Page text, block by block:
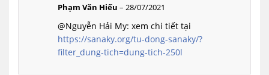
Kích thước Sanaky VH-2599A1
Tủ đông Sanaky VH-2599A1 – 1 ngăn 2 cánh
Phạm Văn Hiếu – 28/07/2021
@Nguyễn Hải My: xem chi tiết tại
https://sanaky.org/tu-dong-sanaky/?
filter_dung-tich=dung-tich-250l